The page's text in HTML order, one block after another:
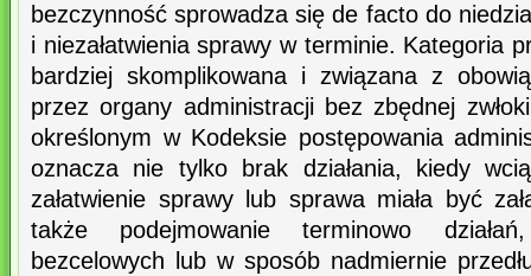
bezczynność sprowadza się de facto do
i niezałatwienia sprawy w terminie. Kategoria
bardziej skomplikowana i związana z
przez organy administracji bez zbędnej
określonym w Kodeksie postępowania
oznacza nie tylko brak działania, kiedy
załatwienie sprawy lub sprawa miała być
także podejmowanie terminowo
bezcelowych lub w sposób nadmiernie